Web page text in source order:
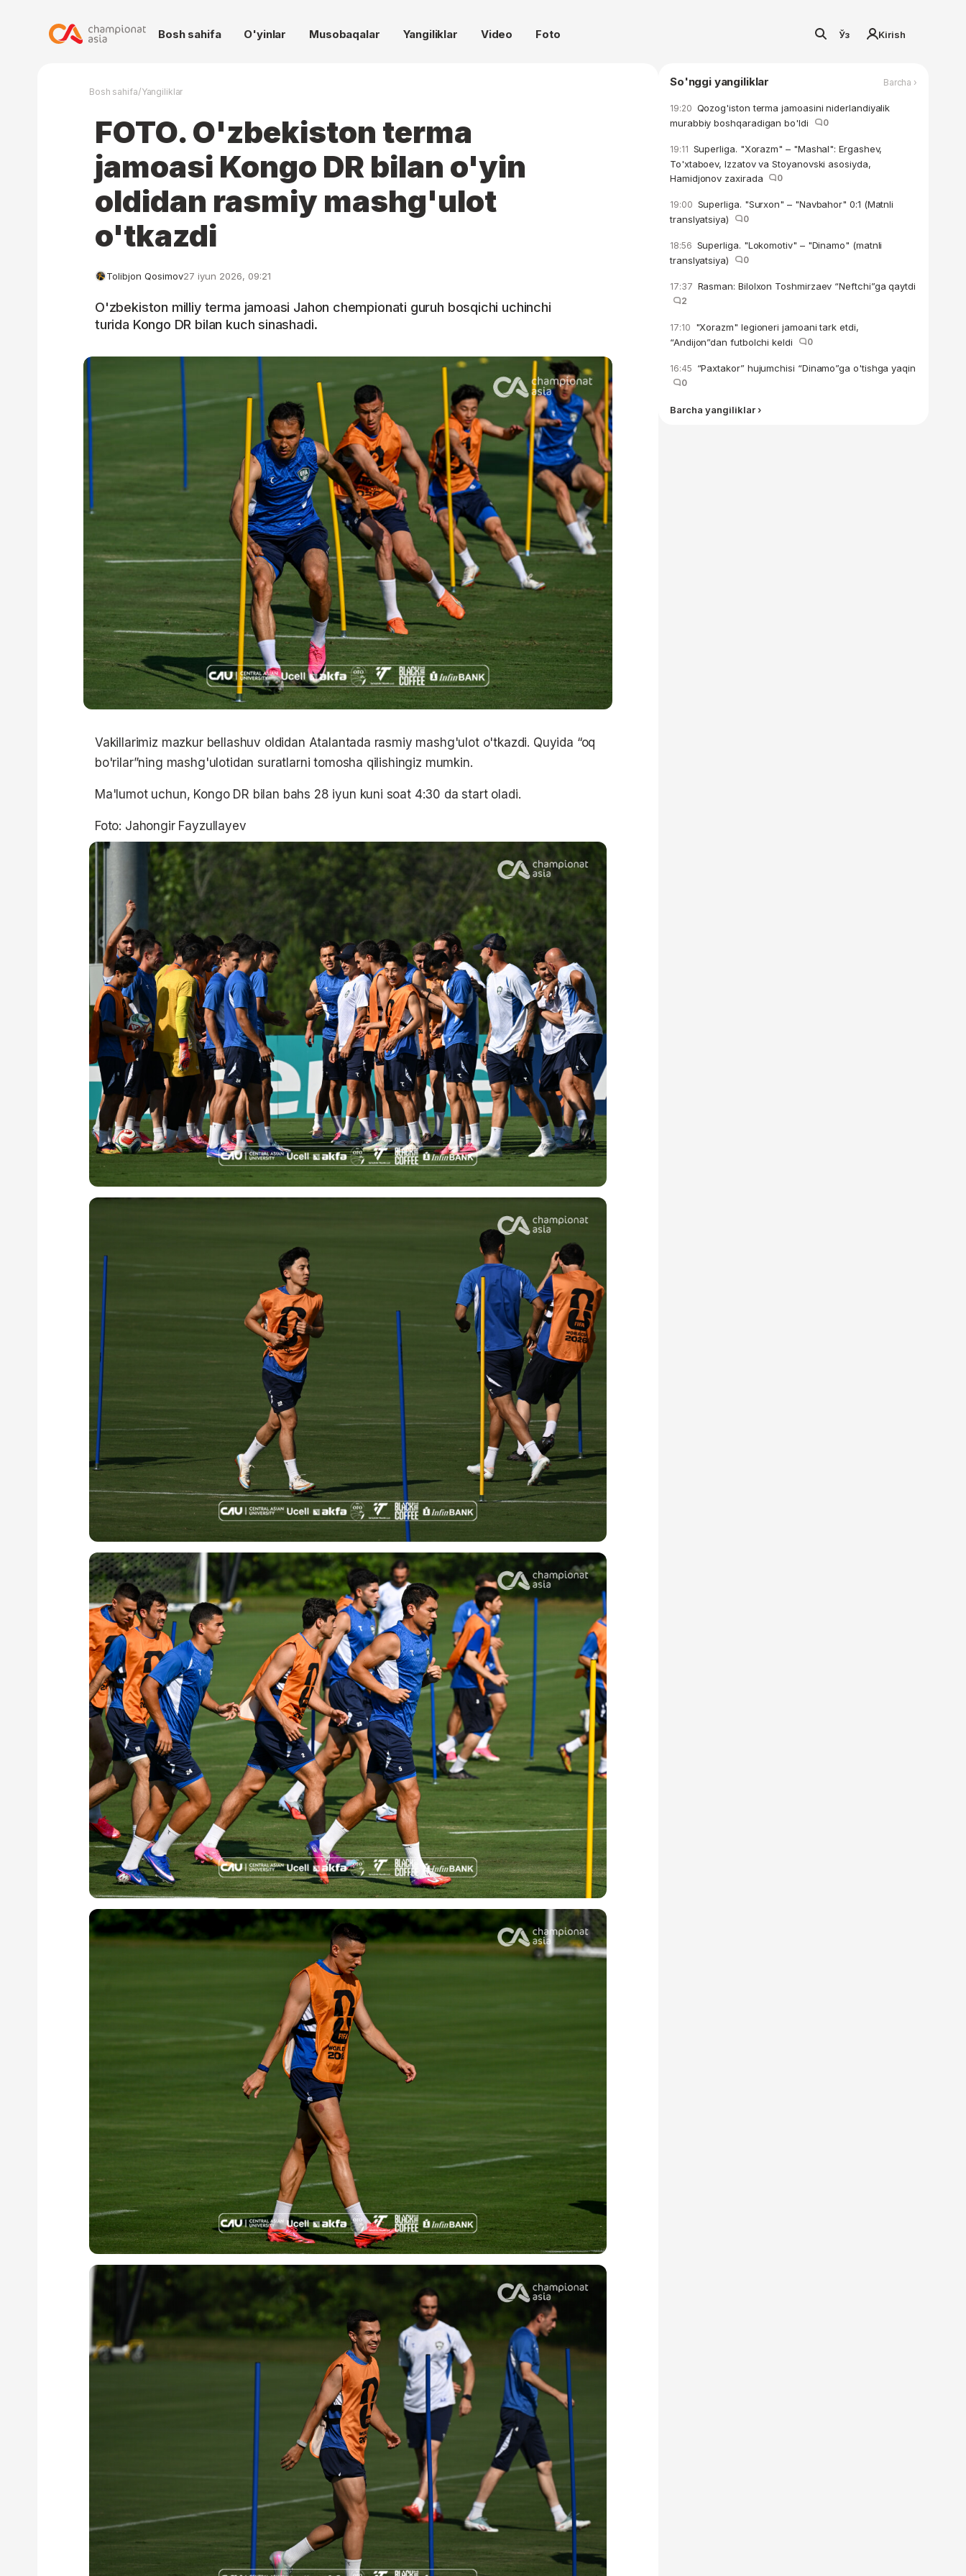
Bosh sahifa O'yinlar Musobaqalar Yangiliklar Video Foto Ўз Kirish
Bosh sahifa/Yangiliklar
FOTO. O'zbekiston terma
jamoasi Kongo DR bilan o'yin
oldidan rasmiy mashg'ulot
o'tkazdi
Tolibjon Qosimov27 iyun 2026, 09:21
O'zbekiston milliy terma jamoasi Jahon chempionati guruh bosqichi uchinchi
turida Kongo DR bilan kuch sinashadi.
Vakillarimiz mazkur bellashuv oldidan Atalantada rasmiy mashg'ulot o'tkazdi. Quyida “oq
bo'rilar”ning mashg'ulotidan suratlarni tomosha qilishingiz mumkin.
Ma'lumot uchun, Kongo DR bilan bahs 28 iyun kuni soat 4:30 da start oladi.
Foto: Jahongir Fayzullayev
So'nggi yangiliklar Barcha ›
19:20 Qozog'iston terma jamoasini niderlandiyalik
murabbiy boshqaradigan bo'ldi
0
19:11 Superliga. "Xorazm" – "Mashal": Ergashev,
To'xtaboev, Izzatov va Stoyanovski asosiyda,
Hamidjonov zaxirada
0
19:00 Superliga. "Surxon" – "Navbahor" 0:1 (Matnli
translyatsiya)
0
18:56 Superliga. "Lokomotiv" – "Dinamo" (matnli
translyatsiya)
0
17:37 Rasman: Bilolxon Toshmirzaev “Neftchi”ga qaytdi
2
17:10 "Xorazm" legioneri jamoani tark etdi,
“Andijon”dan futbolchi keldi
0
16:45 “Paxtakor” hujumchisi “Dinamo”ga o'tishga yaqin
0
Barcha yangiliklar ›